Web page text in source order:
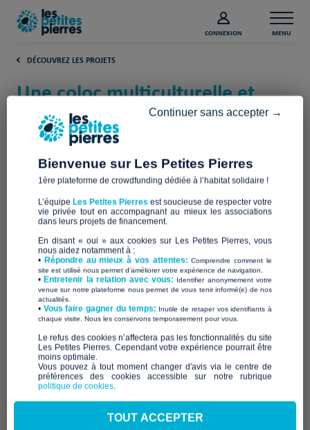
CONNEXION MENU
DÉCOUVREZ LES PROJETS
Une coloc multiculturelle et
solidaire à Toulouse (Haute-
Garonne)
Caracol
Accueillir durablement en habitat partagé
ou solidaire
POUR
Bienvenue sur Les Petites Pierres
1ère plateforme de crowdfunding dédiée à l’habitat solidaire !
L’équipe Les Petites Pierres est soucieuse de respecter votre
vie privée tout en accompagnant au mieux les associations
dans leurs projets de financement.
En disant « oui » aux cookies sur Les Petites Pierres, vous
nous aidez notamment à :
• Répondre au mieux à vos attentes:Comprendre comment le
site est utilisé nous permet d'améliorer votre expérience de navigation.
•Entretenir la relation avec vous: Identifier anonymement votre
venue sur notre plateforme nous permet de vous tenir informé(e) de nos
actualités.
​• Vous faire gagner du temps: Inutile de retaper vos identifiants à
chaque visite. Nous les conservons temporairement pour vous.
​Le refus des cookies n’affectera pas les fonctionnalités du site
Les Petites Pierres. Cependant votre expérience pourrait être
moins optimale.​
Vous pouvez à tout moment changer d'avis via le centre de
préférences des cookies accessible sur notre rubrique
politique de cookies.
Continuer sans accepter →
TOUT ACCEPTER